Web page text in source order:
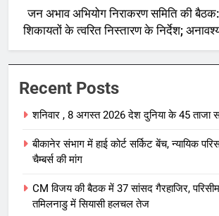
जन अभाव अभियोग निराकरण समिति की
शिकायतों के त्वरित निस्तारण के निर्देश;
पर सख्त रुख
Recent Posts
शनिवार , 8 अगस्त 2026 देश दुनिया के 45 ताजा
बीकानेर संभाग में हाई कोर्ट सर्किट बेंच, न्यायिक
चैम्बर्स की मांग
CM विजय की बैठक में 37 सांसद गैरहाजिर,
तमिलनाडु में सियासी हलचल तेज